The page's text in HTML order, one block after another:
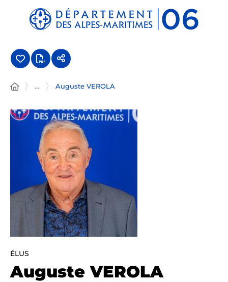
Panneau de gestion des cookies
... Auguste VEROLA
ÉLUS
Auguste VEROLA